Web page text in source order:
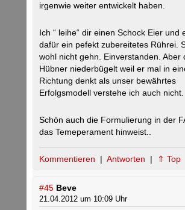
irgenwie weiter entwickelt haben.
Ich “ leihe“ dir einen Schock Eier und
dafür ein pefekt zubereitetes Rührei.
wohl nicht gehn. Einverstanden. Aber
Hübner niederbügelt weil er mal in
Richtung denkt als unser bewährtes
Erfolgsmodell verstehe ich auch nicht.
Schön auch die Formulierung in der
das Temeperament hinweist..
Kommentieren | Antworten | ⇑ Top
#45 Beve
21.04.2012 um 10:09 Uhr